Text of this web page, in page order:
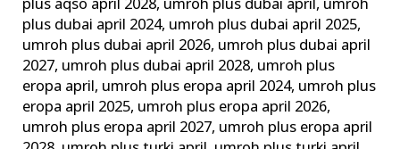
plus aqso april 2028, umroh plus dubai april, umroh
plus dubai april 2024, umroh plus dubai april 2025,
umroh plus dubai april 2026, umroh plus dubai april
2027, umroh plus dubai april 2028, umroh plus
eropa april, umroh plus eropa april 2024, umroh plus
eropa april 2025, umroh plus eropa april 2026,
umroh plus eropa april 2027, umroh plus eropa april